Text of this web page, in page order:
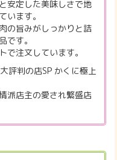
安定した美味しさで地
います。
の旨みがしっかりと詰
です。
で注文しています。
評判の店SP かくに極上
派店主の愛され繁盛店